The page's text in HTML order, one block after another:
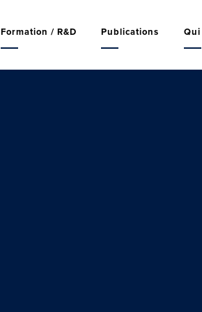
Formation / R&D Publications Qui